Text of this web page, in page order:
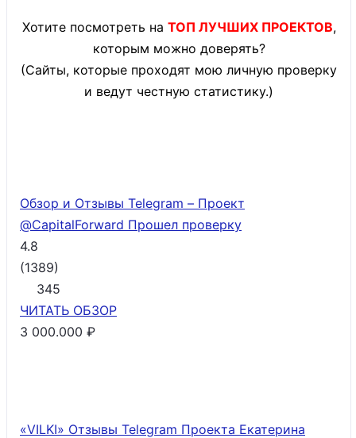
Хотите посмотреть на ТОП ЛУЧШИХ ПРОЕКТОВ,
которым можно доверять?
(Сайты, которые проходят мою личную проверку
и ведут честную статистику.)
Обзор и Отзывы Telegram – Проект
@CapitalForward Прошел проверку
4.8
(1389)
345
ЧИТАТЬ ОБЗОР
3 000.000 ₽
«VILKI» Отзывы Telegram Проекта Екатерина